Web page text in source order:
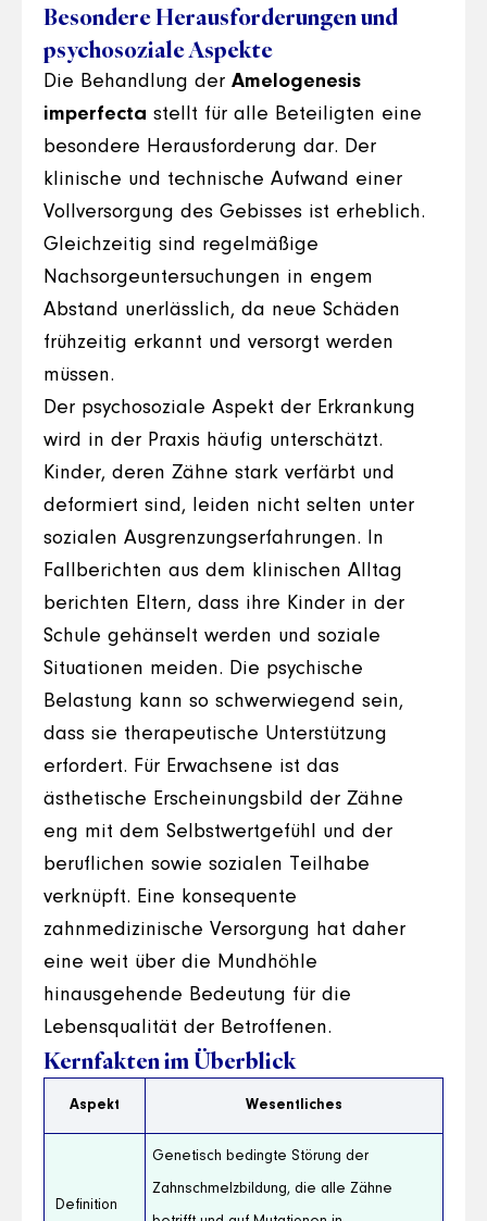
Besondere Herausforderungen und
psychosoziale Aspekte
Die Behandlung der Amelogenesis
imperfecta stellt für alle Beteiligten eine
besondere Herausforderung dar. Der
klinische und technische Aufwand einer
Vollversorgung des Gebisses ist erheblich.
Gleichzeitig sind regelmäßige
Nachsorgeuntersuchungen in engem
Abstand unerlässlich, da neue Schäden
frühzeitig erkannt und versorgt werden
müssen.
Der psychosoziale Aspekt der Erkrankung
wird in der Praxis häufig unterschätzt.
Kinder, deren Zähne stark verfärbt und
deformiert sind, leiden nicht selten unter
sozialen Ausgrenzungserfahrungen. In
Fallberichten aus dem klinischen Alltag
berichten Eltern, dass ihre Kinder in der
Schule gehänselt werden und soziale
Situationen meiden. Die psychische
Belastung kann so schwerwiegend sein,
dass sie therapeutische Unterstützung
erfordert. Für Erwachsene ist das
ästhetische Erscheinungsbild der Zähne
eng mit dem Selbstwertgefühl und der
beruflichen sowie sozialen Teilhabe
verknüpft. Eine konsequente
zahnmedizinische Versorgung hat daher
eine weit über die Mundhöhle
hinausgehende Bedeutung für die
Lebensqualität der Betroffenen.
Kernfakten im Überblick
Aspekt Wesentliches
Definition
Genetisch bedingte Störung der
Zahnschmelzbildung, die alle Zähne